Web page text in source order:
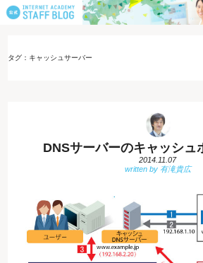
タグ：キャッシュサーバー
DNSサーバーのキャッシュ
2014.11.07